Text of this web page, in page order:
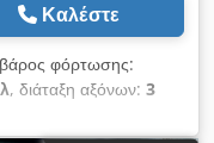
Καλέστε
βάρος φόρτωσης:
, διάταξη αξόνων: 3